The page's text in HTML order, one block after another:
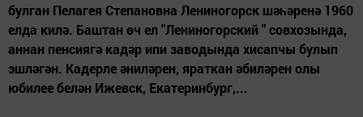
булган Пелагея Степановна Лениногорск шәһәренә 1960
елда килә. Баштан өч ел "Лениногорский " совхозында,
аннан пенсиягә кадәр ипи заводында хисапчы булып
эшләгән. Кадерле әниләрен, яраткан әбиләрен олы
юбилее белән Ижевск, Екатеринбург,...